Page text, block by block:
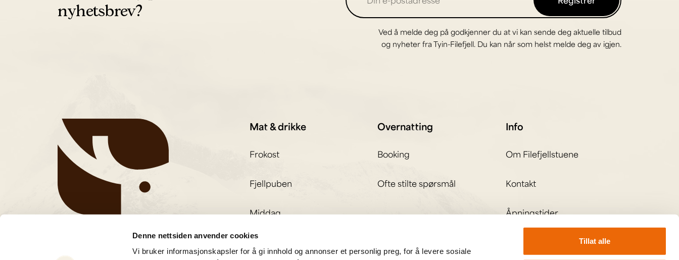
Denne nettsiden anvender cookies
Vi bruker informasjonskapsler for å gi innhold og annonser et personlig preg, for å levere sosiale
Tillat alle
nyhetsbrev?
Ved å melde deg på godkjenner du at vi kan sende deg aktuelle tilbud
og nyheter fra Tyin-Filefjell. Du kan når som helst melde deg av igjen.
Mat & drikke
Frokost
Fjellpuben
Middag
Overnatting
Booking
Ofte stilte spørsmål
Info
Om Filefjellstuene
Kontakt
Åpningstider